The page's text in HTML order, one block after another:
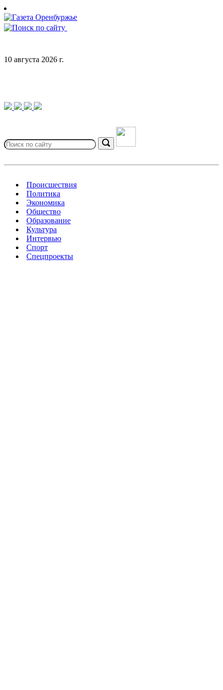
Skip
to
content
10 августа 2026 г.
for:
Search
Происшествия
Политика
Экономика
Общество
Образование
Культура
Интервью
Спорт
Спецпроекты